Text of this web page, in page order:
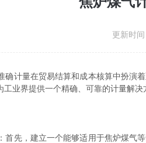
更新时
量在贸易结算和成本核算中扮演
业界提供一个精确、可靠的计量解决
，建立一个能够适用于焦炉煤气